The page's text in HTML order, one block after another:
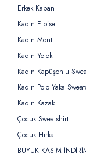
Erkek Kaban
Kadın Elbise
Kadın Mont
Kadın Yelek
Kadın Kapüşonlu
Kadın Polo Yaka
Kadın Kazak
Çocuk Sweatshirt
Çocuk Hırka
BÜYÜK KASIM